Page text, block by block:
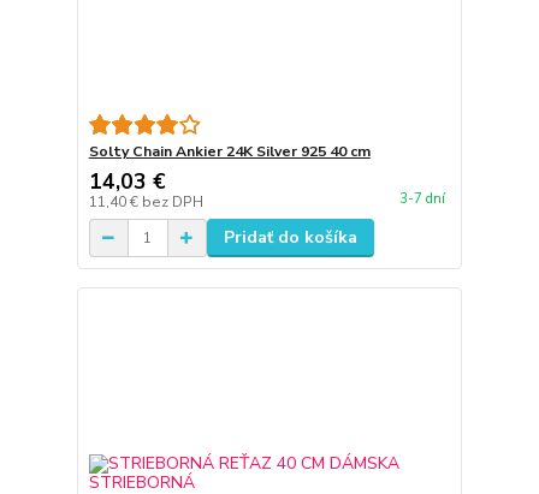
Solty Chain Ankier 24K Silver 925 40 cm
14,03 €
11,40 € bez DPH 3-7 dní
Pridať do košíka